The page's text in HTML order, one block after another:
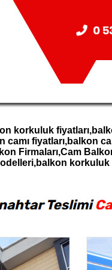
korkuluk
camı fiyatları,balkon
Firmaları,Cam